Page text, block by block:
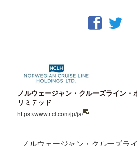
ノルウェージャン・クルーズライン・
リミテッド
https://www.ncl.com/jp/ja/
ノルウェージャン・クルーズラ